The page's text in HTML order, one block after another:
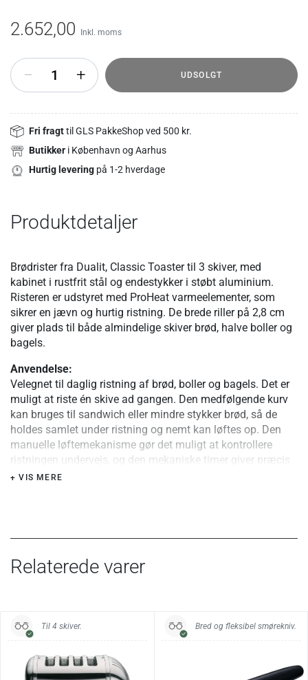
2.652,00 Inkl. moms
+ UDSOLGT
Fri fragttil GLS PakkeShop ved 500 kr.
Butikker i København og Aarhus
Hurtig levering på 1-2 hverdage
Produktdetaljer
Brødrister fra Dualit, Classic Toaster til 3 skiver, med
kabinet i rustfrit stål og endestykker i støbt aluminium.
Risteren er udstyret med ProHeat varmeelementer, som
sikrer en jævn og hurtig ristning. De brede riller på 2,8 cm
giver plads til både almindelige skiver brød, halve boller og
bagels.
Anvendelse:
Velegnet til daglig ristning af brød, boller og bagels. Det er
muligt at riste én skive ad gangen. Den medfølgende kurv
kan bruges til sandwich eller mindre stykker brød, så de
holdes samlet under ristning og nemt kan løftes op. Den
manuelle løftemekanisme gør det muligt at kontrollere
ristningen undervejs, og den mekaniske timer giver præcis
styring af ristningsgraden. Når du rister flere skiver i træk,
Risteren er opbygget med udskiftelige komponenter,
herunder varmeelementer, timer og kontrolknapper, hvilket
justerbar bagfod sikrer stabil placering og nem rengøring.
Brede riller til både brød, boller og bagels
+ VIS MERE
Relaterede varer
Til 4 skiver. Bred og fleksibel smørekniv.